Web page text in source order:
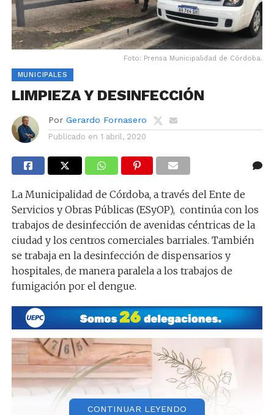
Foto: Prensa Municipalidad de Córdoba.
MUNICIPALES
LIMPIEZA Y DESINFECCIÓN
Por Gerardo Fornasero
Publicado en 1 abril, 2020
La Municipalidad de Córdoba, a través del Ente de
Servicios y Obras Públicas (ESyOP), continúa con los
trabajos de desinfección de avenidas céntricas de la
ciudad y los centros comerciales barriales. También
se trabaja en la desinfección de dispensarios y
hospitales, de manera paralela a los trabajos de
fumigación por el dengue.
CONTINUAR LEYENDO